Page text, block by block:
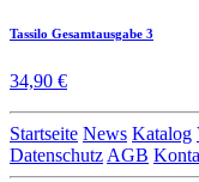
Tassilo Gesamtausgabe 3
34,90 €
Startseite News Katalog
Datenschutz AGB